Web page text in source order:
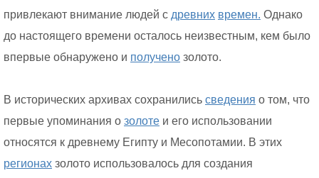
привлекают внимание людей с древних времен. Однако
до настоящего времени осталось неизвестным, кем было
впервые обнаружено и получено золото.
В исторических архивах сохранились сведения о том, что
первые упоминания о золоте и его использовании
относятся к древнему Египту и Месопотамии. В этих
регионах золото использовалось для создания